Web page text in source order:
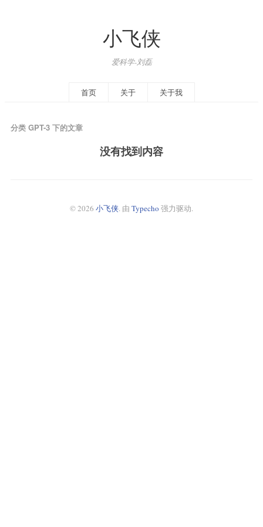
小飞侠
爱科学-刘磊
首页 关于 关于我
分类 GPT-3 下的文章
没有找到内容
© 2026 小飞侠. 由 Typecho 强力驱动.